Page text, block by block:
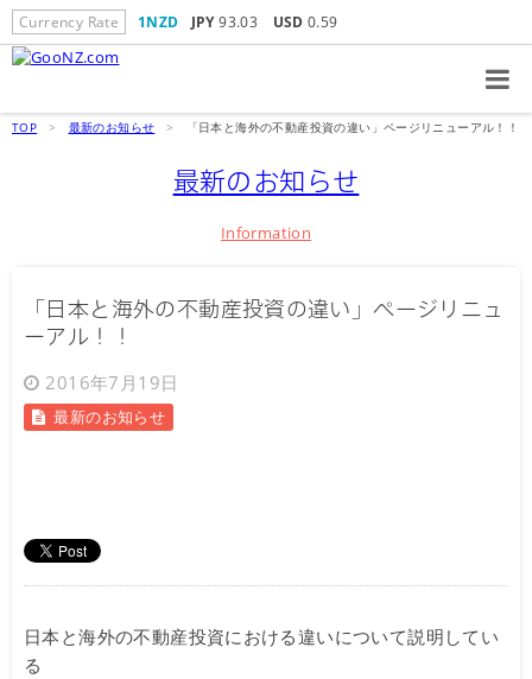
Currency Rate 1NZD JPY93.03 USD 0.59
TOP > 最新のお知らせ > 「日本と海外の不動産投資の違い」ページリニューアル！！
最新のお知らせ
Information
「日本と海外の不動産投資の違い」ページリニュ
ーアル！！
2016年7月19日
最新のお知らせ
日本と海外の不動産投資における違いについて説明してい
る